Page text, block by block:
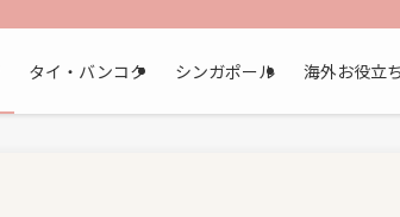
タイ・バンコク シンガポール 海外お役立